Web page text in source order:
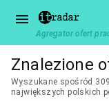
Agregator ofert
Znalezione
Wyszukane spośród
największych polskich